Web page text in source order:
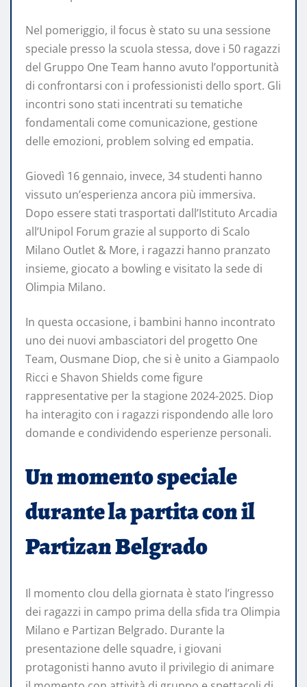
Nel pomeriggio, il focus è stato su una sessione
speciale presso la scuola stessa, dove i 50 ragazzi
del Gruppo One Team hanno avuto l’opportunità
di confrontarsi con i professionisti dello sport. Gli
incontri sono stati incentrati su tematiche
fondamentali come comunicazione, gestione
delle emozioni, problem solving ed empatia.
Giovedì 16 gennaio, invece, 34 studenti hanno
vissuto un’esperienza ancora più immersiva.
Dopo essere stati trasportati dall’Istituto Arcadia
all’Unipol Forum grazie al supporto di Scalo
Milano Outlet & More, i ragazzi hanno pranzato
insieme, giocato a bowling e visitato la sede di
Olimpia Milano.
In questa occasione, i bambini hanno incontrato
uno dei nuovi ambasciatori del progetto One
Team, Ousmane Diop, che si è unito a Giampaolo
Ricci e Shavon Shields come figure
rappresentative per la stagione 2024-2025. Diop
ha interagito con i ragazzi rispondendo alle loro
domande e condividendo esperienze personali.
Un momento speciale
durante la partita con il
Partizan Belgrado
Il momento clou della giornata è stato l’ingresso
dei ragazzi in campo prima della sfida tra Olimpia
Milano e Partizan Belgrado. Durante la
presentazione delle squadre, i giovani
protagonisti hanno avuto il privilegio di animare